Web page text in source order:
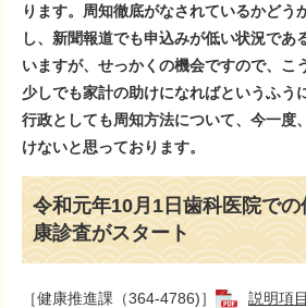
ります。周知徹底がなされているかどう
し、新聞報道でも申込みが低い状況であ
いますが、せっかくの機会ですので、こ
少しでも家計の助けになればというふう
行政としても周知方法について、今一度
けないと思っております。
令和元年10月1日歯科医院で
康診査がスタート
［健康推進課（364-4786)］
説明項